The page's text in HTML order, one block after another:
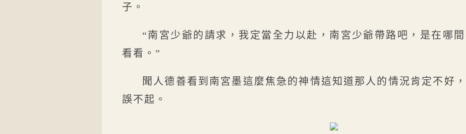
子。
“南宮少爺的請求，我定當全力以赴，南宮少爺帶路吧，是在哪
看看。”
聞人德善看到南宮墨這麼焦急的神情這知道那人的情況肯定不好
誤不起。